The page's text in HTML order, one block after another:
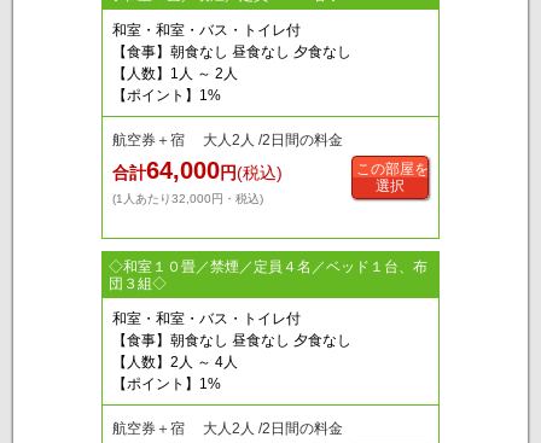
和室・和室・バス・トイレ付
【食事】朝食なし 昼食なし 夕食なし
【人数】1人 ～ 2人
【ポイント】1%
航空券＋宿 大人2人 /2日間の料金
合計64,000円(税込)
(1人あたり32,000円・税込)
この部屋を
選択
◇和室１０畳／禁煙／定員４名／ベッド１台、布
団３組◇
和室・和室・バス・トイレ付
【食事】朝食なし 昼食なし 夕食なし
【人数】2人 ～ 4人
【ポイント】1%
航空券＋宿 大人2人 /2日間の料金